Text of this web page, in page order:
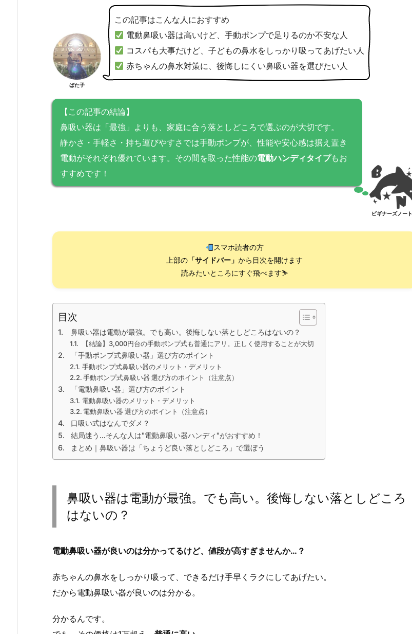
ばた子
この記事はこんな人におすすめ
電動鼻吸い器は高いけど、手動ポンプで足りるのか不安な人
コスパも大事だけど、子どもの鼻水をしっかり吸ってあげたい人
赤ちゃんの鼻水対策に、後悔しにくい鼻吸い器を選びたい人
【この記事の結論】
鼻吸い器は「最強」よりも、家庭に合う落としどころで選ぶのが大切です。
静かさ・手軽さ・持ち運びやすさでは手動ポンプが、性能や安心感は据え置き
電動がそれぞれ優れています。その間を取った性能の電動ハンディタイプもお
すすめです！
ビギナーズノート
スマホ読者の方
上部の 「サイドバー」 から目次を開けます
読みたいところにすぐ飛べます⛷️
目次
鼻吸い器は電動が最強。でも高い。後悔しない落としどころはないの？
【結論】3,000円台の手動ポンプ式も普通にアリ。正しく使用することが大切
「手動ポンプ式鼻吸い器」選び方のポイント
手動ポンプ式鼻吸い器のメリット・デメリット
手動ポンプ式鼻吸い器 選び方のポイント（注意点）
「電動鼻吸い器」選び方のポイント
電動鼻吸い器のメリット・デメリット
電動鼻吸い器 選び方のポイント（注意点）
口吸い式はなんでダメ？
結局迷う…そんな人は"電動鼻吸い器ハンディ"がおすすめ！
まとめ｜鼻吸い器は「ちょうど良い落としどころ」で選ぼう
鼻吸い器は電動が最強。でも高い。後悔しない落としどころ
はないの？
電動鼻吸い器が良いのは分かってるけど、値段が高すぎませんか…？
赤ちゃんの鼻水をしっかり吸って、できるだけ手早くラクにしてあげたい。
だから電動鼻吸い器が良いのは分かる。
分かるんです。